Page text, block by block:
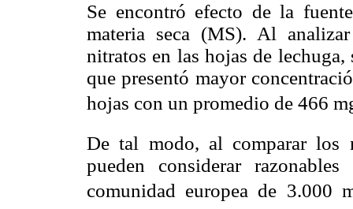
Se encontró efecto de la
materia seca (MS). Al
nitratos en las hojas de lechuga,
que presentó mayor
hojas con un promedio de 466
De tal modo, al comparar los
pueden considerar
comunidad europea de 3.000